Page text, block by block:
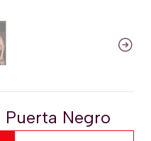
Puerta Negro